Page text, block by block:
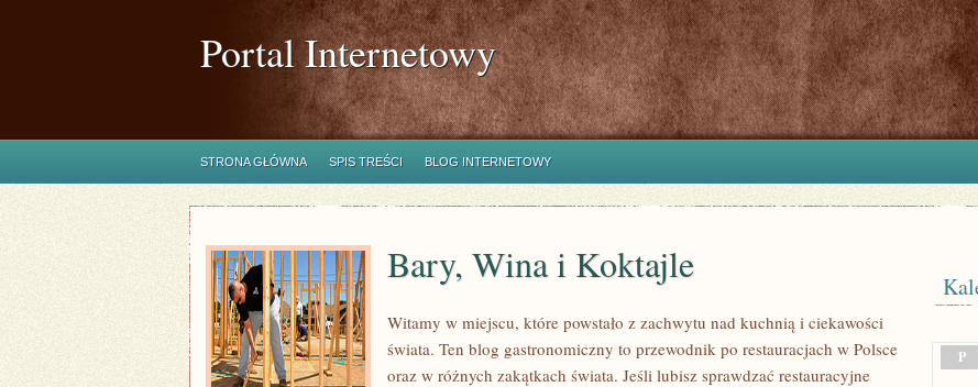
Portal Internetowy
STRONA GŁÓWNA SPIS TREŚCI BLOG INTERNETOWY
Bary, Wina i Koktajle
Witamy w miejscu, które powstało z zachwytu nad kuchnią i ciekawości
świata. Ten blog gastronomiczny to przewodnik po restauracjach w Polsce
oraz w różnych zakątkach świata. Jeśli lubisz sprawdzać restauracyjne
P